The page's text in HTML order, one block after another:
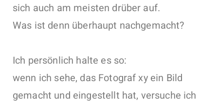
sich auch am meisten drüber auf.
Was ist denn überhaupt nachgemacht?
Ich persönlich halte es so:
wenn ich sehe, das Fotograf xy ein Bild
gemacht und eingestellt hat, versuche ich